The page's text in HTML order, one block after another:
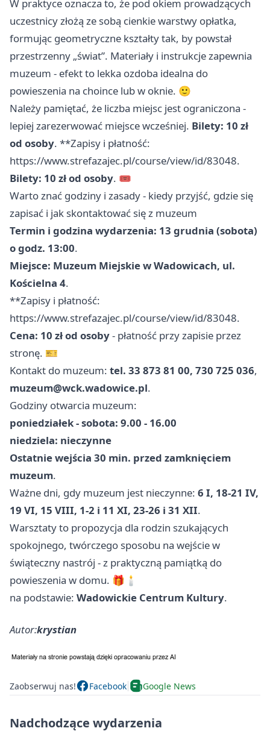
W praktyce oznacza to, że pod okiem prowadzących
uczestnicy złożą ze sobą cienkie warstwy opłatka,
formując geometryczne kształty tak, by powstał
przestrzenny „świat”. Materiały i instrukcje zapewnia
muzeum - efekt to lekka ozdoba idealna do
powieszenia na choince lub w oknie. 🙂
Należy pamiętać, że liczba miejsc jest ograniczona -
lepiej zarezerwować miejsce wcześniej. Bilety: 10 zł
od osoby. **Zapisy i płatność:
https://www.strefazajec.pl/course/view/id/83048.
Bilety: 10 zł od osoby. 🎟️
Warto znać godziny i zasady - kiedy przyjść, gdzie się
zapisać i jak skontaktować się z muzeum
Termin i godzina wydarzenia: 13 grudnia (sobota)
o godz. 13:00.
Miejsce: Muzeum Miejskie w Wadowicach, ul.
Kościelna 4.
**Zapisy i płatność:
https://www.strefazajec.pl/course/view/id/83048.
Cena: 10 zł od osoby- płatność przy zapisie przez
stronę. 🎫
Kontakt do muzeum: tel. 33 873 81 00, 730 725 036,
muzeum@wck.wadowice.pl.
Godziny otwarcia muzeum:
poniedziałek - sobota: 9.00 - 16.00
niedziela: nieczynne
Ostatnie wejścia 30 min. przed zamknięciem
muzeum.
Ważne dni, gdy muzeum jest nieczynne: 6 I, 18-21 IV,
19 VI, 15 VIII, 1-2 i 11 XI, 23-26 i 31 XII.
Warsztaty to propozycja dla rodzin szukających
spokojnego, twórczego sposobu na wejście w
świąteczny nastrój - z praktyczną pamiątką do
powieszenia w domu. 🎁🕯️
na podstawie: Wadowickie Centrum Kultury.
Autor:krystian
Zaobserwuj nas! Facebook Google News
Nadchodzące wydarzenia